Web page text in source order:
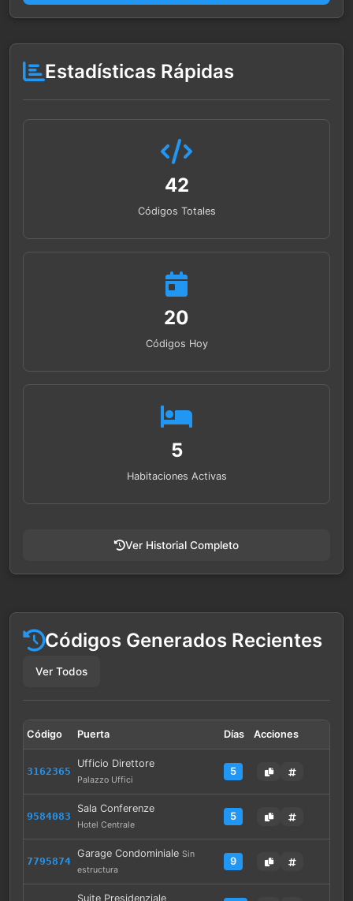
Estadísticas Rápidas
42
Códigos Totales
20
Códigos Hoy
5
Habitaciones Activas
Ver Historial Completo
Códigos Generados Recientes
Ver Todos
Código Puerta Días Acciones
3162365
Ufficio Direttore
Palazzo Uffici
5
9584083
Sala Conferenze
Hotel Centrale
5
7795874
Garage Condominiale Sin
estructura
9
Suite Presidenziale